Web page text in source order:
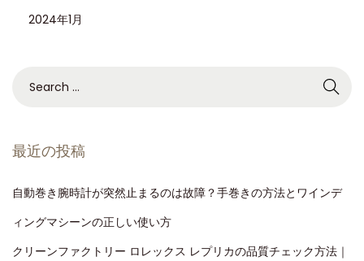
2024年1月
最近の投稿
自動巻き腕時計が突然止まるのは故障？手巻きの方法とワインデ
ィングマシーンの正しい使い方
クリーンファクトリー ロレックス レプリカの品質チェック方法｜